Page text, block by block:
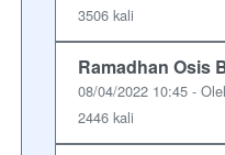
3506 kali
Ramadhan Osis
08/04/2022 10:45 -
2446 kali